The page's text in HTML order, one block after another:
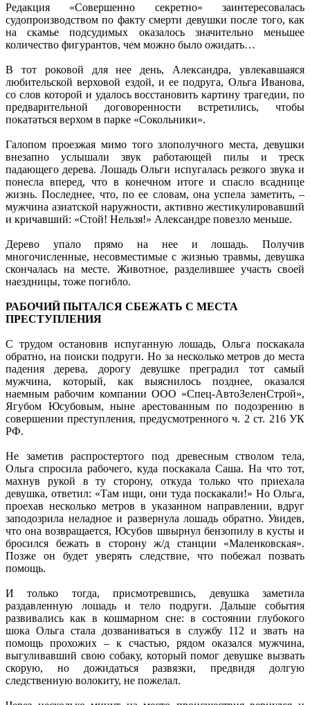
Редакция «Совершенно секретно» заинтересовалась
судопроизводством по факту смерти девушки после того, как
на скамье подсудимых оказалось значительно меньшее
количество фигурантов, чем можно было ожидать…
В тот роковой для нее день, Александра, увлекавшаяся
любительской верховой ездой, и ее подруга, Ольга Иванова,
со слов которой и удалось восстановить картину трагедии, по
предварительной договоренности встретились, чтобы
покататься верхом в парке «Сокольники».
Галопом проезжая мимо того злополучного места, девушки
внезапно услышали звук работающей пилы и треск
падающего дерева. Лошадь Ольги испугалась резкого звука и
понесла вперед, что в конечном итоге и спасло всаднице
жизнь. Последнее, что, по ее словам, она успела заметить, –
мужчина азиатской наружности, активно жестикулировавший
и кричавший: «Стой! Нельзя!» Александре повезло меньше.
Дерево упало прямо на нее и лошадь. Получив
многочисленные, несовместимые с жизнью травмы, девушка
скончалась на месте. Животное, разделившее участь своей
наездницы, тоже погибло.
РАБОЧИЙ ПЫТАЛСЯ СБЕЖАТЬ С МЕСТА
ПРЕСТУПЛЕНИЯ
С трудом остановив испуганную лошадь, Ольга поскакала
обратно, на поиски подруги. Но за несколько метров до места
падения дерева, дорогу девушке преградил тот самый
мужчина, который, как выяснилось позднее, оказался
наемным рабочим компании ООО «Спец-АвтоЗеленСтрой»,
Ягубом Юсубовым, ныне арестованным по подозрению в
совершении преступления, предусмотренного ч. 2 ст. 216 УК
РФ.
Не заметив распростертого под древесным стволом тела,
Ольга спросила рабочего, куда поскакала Саша. На что тот,
махнув рукой в ту сторону, откуда только что приехала
девушка, ответил: «Там ищи, они туда поскакали!» Но Ольга,
проехав несколько метров в указанном направлении, вдруг
заподозрила неладное и развернула лошадь обратно. Увидев,
что она возвращается, Юсубов швырнул бензопилу в кусты и
бросился бежать в сторону ж/д станции «Маленковская».
Позже он будет уверять следствие, что побежал позвать
помощь.
И только тогда, присмотревшись, девушка заметила
раздавленную лошадь и тело подруги. Дальше события
развивались как в кошмарном сне: в состоянии глубокого
шока Ольга стала дозваниваться в службу 112 и звать на
помощь прохожих – к счастью, рядом оказался мужчина,
выгуливавший свою собаку, который помог девушке вызвать
скорую, но дожидаться развязки, предвидя долгую
следственную волокиту, не пожелал.